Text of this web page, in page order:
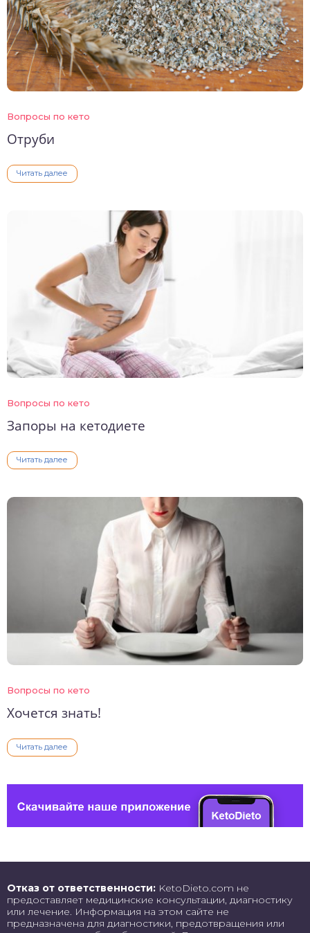
Вопросы по кето
Отруби
Читать далее
Вопросы по кето
Запоры на кетодиете
Читать далее
Вопросы по кето
Хочется знать!
Читать далее
Отказ от ответственности: KetoDieto.com не
предоставляет медицинские консультации, диагностику
или лечение. Информация на этом сайте не
предназначена для диагностики, предотвращения или